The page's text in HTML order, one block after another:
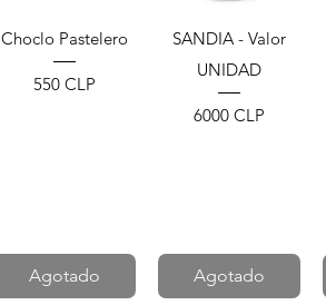
Vista rápida
Choclo Pastelero
Precio
550 CLP
Agotado
Vista rápida
SANDIA - Valor
UNIDAD
Precio
6000 CLP
Agotado